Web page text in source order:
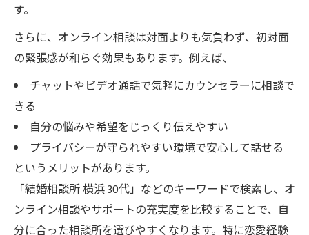
す。
さらに、オンライン相談は対面よりも気負わず、初対面
の緊張感が和らぐ効果もあります。例えば、
チャットやビデオ通話で気軽にカウンセラーに相談で
きる
自分の悩みや希望をじっくり伝えやすい
プライバシーが守られやすい環境で安心して話せる
というメリットがあります。
「結婚相談所 横浜 30代」などのキーワードで検索し、オ
ンライン相談やサポートの充実度を比較することで、自
分に合った相談所を選びやすくなります。特に恋愛経験